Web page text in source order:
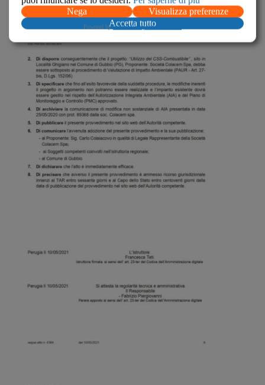
Nega
Visualizza preferenze
Accetta tutto
Powered by WPLP Compliance Platform